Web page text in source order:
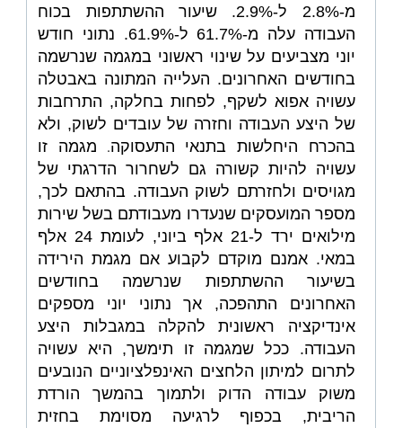
מ-2.8% ל-2.9%. שיעור ההשתתפות בכוח
העבודה עלה מ-61.7% ל-61.9%. נתוני חודש
יוני מצביעים על שינוי ראשוני במגמה שנרשמה
בחודשים האחרונים. העלייה המתונה באבטלה
עשויה אפוא לשקף, לפחות בחלקה, התרחבות
של היצע העבודה וחזרה של עובדים לשוק, ולא
בהכרח היחלשות בתנאי התעסוקה. מגמה זו
עשויה להיות קשורה גם לשחרור הדרגתי של
מגויסים ולחזרתם לשוק העבודה. בהתאם לכך,
מספר המועסקים שנעדרו מעבודתם בשל שירות
מילואים ירד ל-21 אלף ביוני, לעומת 24 אלף
במאי. אמנם מוקדם לקבוע אם מגמת הירידה
בשיעור ההשתתפות שנרשמה בחודשים
האחרונים התהפכה, אך נתוני יוני מספקים
אינדיקציה ראשונית להקלה במגבלות היצע
העבודה. ככל שמגמה זו תימשך, היא עשויה
לתרום למיתון הלחצים האינפלציוניים הנובעים
משוק עבודה הדוק ולתמוך בהמשך הורדת
הריבית, בכפוף לרגיעה מסוימת בחזית